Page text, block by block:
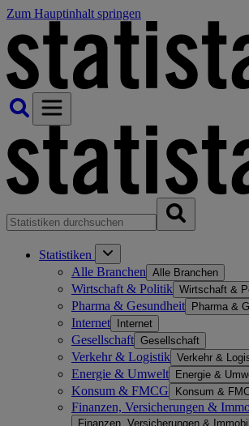
Zum Hauptinhalt springen
Statistiken
Alle Branchen Alle Branchen
Wirtschaft & Politik Wirtschaft &
Pharma & Gesundheit Pharma &
Internet Internet
Gesellschaft Gesellschaft
Verkehr & Logistik Verkehr &
Energie & Umwelt Energie &
Konsum & FMCG Konsum &
Finanzen, Versicherungen &
Finanzen, Versicherungen &